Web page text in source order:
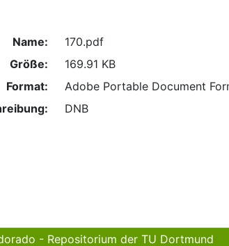
Name:
170.pdf
Größe:
169.91 KB
Format:
Adobe Portable Document
DNB
- Repositorium der TU Dortmund